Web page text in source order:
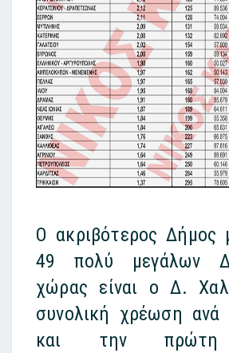
Ο ακριβότερος Δήμος
49 πολύ μεγάλων
χώρας είναι ο Δ.
συνολική χρέωση
και την πρώτη